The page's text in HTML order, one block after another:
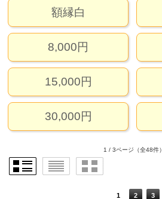
額縁白
8,000円
15,000円
30,000円
1 / 3ページ （全48件）
1 2 3